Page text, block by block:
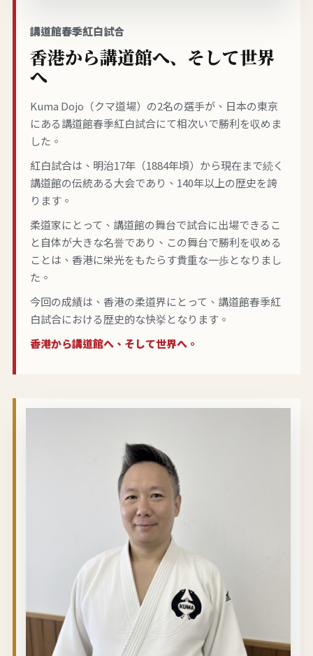
講道館春季紅白試合
香港から講道館へ、そして世界
へ
Kuma Dojo（クマ道場）の2名の選手が、日本の東京
にある講道館春季紅白試合にて相次いで勝利を収めま
した。
紅白試合は、明治17年（1884年頃）から現在まで続く
講道館の伝統ある大会であり、140年以上の歴史を誇
ります。
柔道家にとって、講道館の舞台で試合に出場できるこ
と自体が大きな名誉であり、この舞台で勝利を収める
ことは、香港に栄光をもたらす貴重な一歩となりまし
た。
今回の成績は、香港の柔道界にとって、講道館春季紅
白試合における歴史的な快挙となります。
香港から講道館へ、そして世界へ。